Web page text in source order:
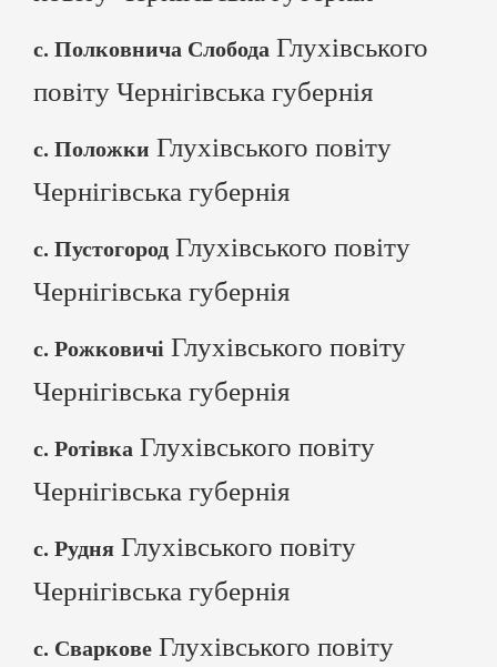
с. Полковнича Слобода Глухівського
повіту Чернігівська губернія
с. Положки Глухівського повіту
Чернігівська губернія
с. Пустогород Глухівського повіту
Чернігівська губернія
с. Рожковичі Глухівського повіту
Чернігівська губернія
с. Ротівка Глухівського повіту
Чернігівська губернія
с. Рудня Глухівського повіту
Чернігівська губернія
с. Сваркове Глухівського повіту